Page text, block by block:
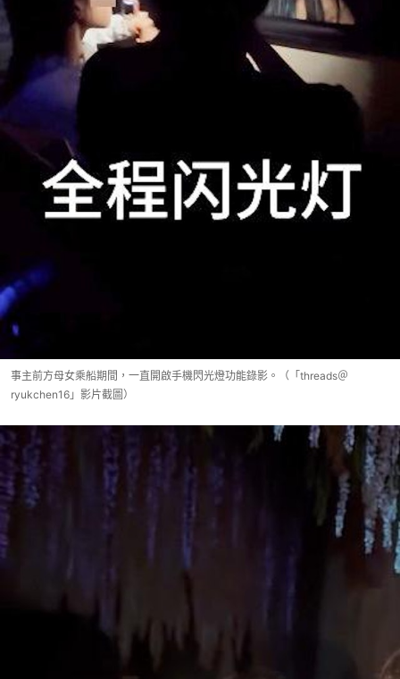
事主前方母女乘船期間，一直開啟手機閃光燈功能錄影。（「threads＠
ryukchen16」影片截圖）